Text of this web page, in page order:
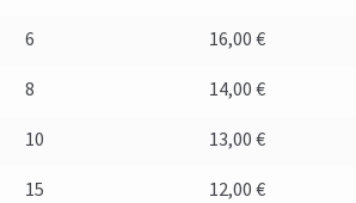
6
16,00€
8
14,00€
10
13,00€
15
12,00€